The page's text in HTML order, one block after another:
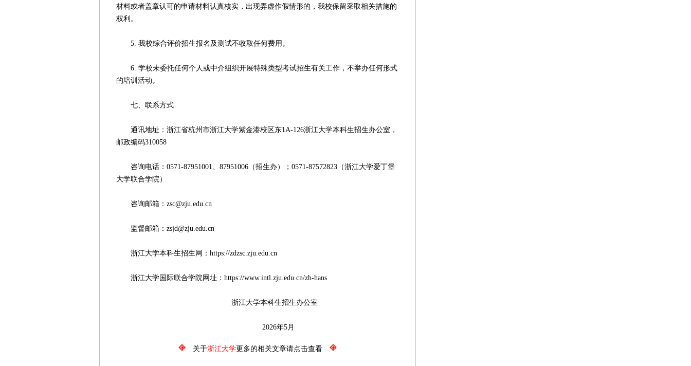
材料或者盖章认可的申请材料认真核实，出现弄虚作假情形的，我校保留采取相关措施的
权利。
5. 我校综合评价招生报名及测试不收取任何费用。
6. 学校未委托任何个人或中介组织开展特殊类型考试招生有关工作，不举办任何形式
的培训活动。
七、联系方式
通讯地址：浙江省杭州市浙江大学紫金港校区东1A-126浙江大学本科生招生办公室，
邮政编码310058
咨询电话：0571-87951001、87951006（招生办）；0571-87572823（浙江大学爱丁堡
大学联合学院）
咨询邮箱：zsc@zju.edu.cn
监督邮箱：zsjd@zju.edu.cn
浙江大学本科生招生网：https://zdzsc.zju.edu.cn
浙江大学国际联合学院网址：https://www.intl.zju.edu.cn/zh-hans
浙江大学本科生招生办公室
2026年5月
关于浙江大学更多的相关文章请点击查看